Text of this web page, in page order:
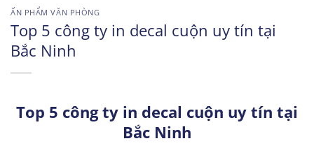
ẤN PHẨM VĂN PHÒNG
Top 5 công ty in decal cuộn uy tín tại
Bắc Ninh
Top 5 công ty in decal cuộn uy tín tại
Bắc Ninh